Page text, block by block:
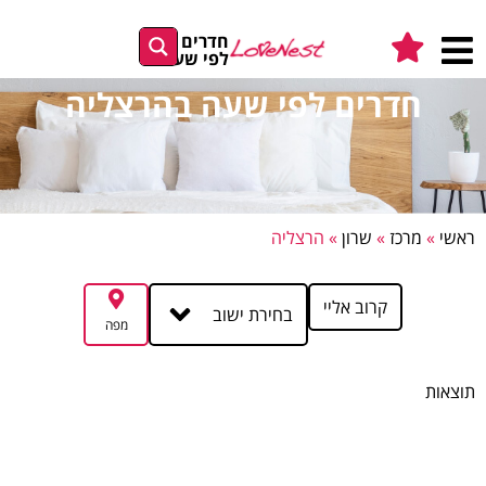
חדרים
לפי שעה
חדרים לפי שעה בהרצליה
ראשי » מרכז » שרון » הרצליה
קרוב אליי בחירת ישוב מפה
תוצאות